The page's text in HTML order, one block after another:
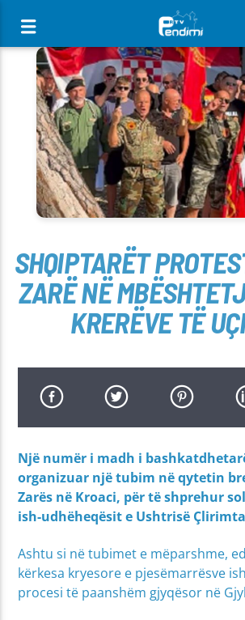
[There are no radio stations in the
SHQIPTARËT
ZARË NË
KRERËVE TË
Një numër i madh i
organizuar një tubim në qytetin
Zarës në Kroaci, për të shprehur
ish-udhëheqësit e Ushtrisë
Ashtu si në tubimet e mëparshme,
kërkesa kryesore e pjesëmarrësve
procesi të paanshëm gjyqësor në